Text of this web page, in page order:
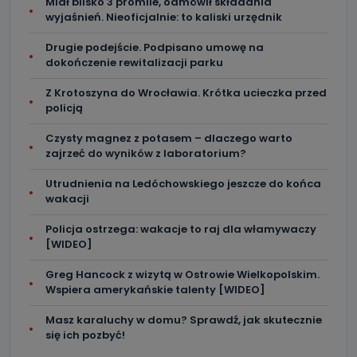
dokonać w dowolny, wybrany sposób (e-mail, poczta
tradycyjna) tak, aby dotarła do wiadomości Telewizji
Wielkopolski (63-400) przy ul. Wolności 19.
Państwa dane?
Telewizja Kablowa Pro-Art z siedzibą w miejscowości
przekazuje Państwa danych osobowych podmiotom
trzecim, jak również nie są one wykorzystywane w
procesach zautomatyzowanego profilowania.
Co mogą Państwo zrobić z
Po wyrażeniu zgody na przetwarzanie danych osobowych,
mają Państwo prawo do żądania od Telewizji Kablowa
400) przy ul. Wolności 19 dostępu do danych osobowych
dotyczących Państwa oraz uzyskania ich kopii, a także
żądania ich sprostowania, usunięcia danych,
sprzeciwu wobec ich przetwarzania.
wyjaśnień. Nieoficjalnie: to kaliski urzędnik
Drugie podejście. Podpisano umowę na
dokończenie rewitalizacji parku
Z Krotoszyna do Wrocławia. Krótka ucieczka przed
policją
Czysty magnez z potasem – dlaczego warto
zajrzeć do wyników z laboratorium?
Utrudnienia na Ledóchowskiego jeszcze do końca
wakacji
Policja ostrzega: wakacje to raj dla włamywaczy
[WIDEO]
Greg Hancock z wizytą w Ostrowie Wielkopolskim.
Wspiera amerykańskie talenty [WIDEO]
Masz karaluchy w domu? Sprawdź, jak skutecznie
się ich pozbyć!